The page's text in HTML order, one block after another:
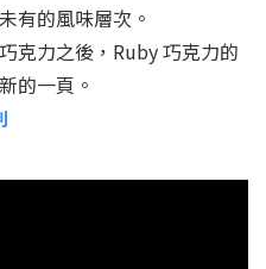
有的風味層次。
克力之後，Ruby 巧克力的
的一頁。